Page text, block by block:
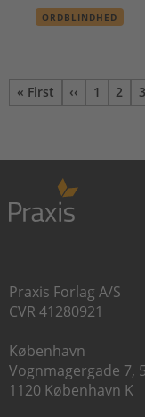
ORDBLINDHED
Første side
« First
Forrige
‹‹ Side
1 Side
2 3
Praxis Forlag A/S
CVR 41280921
København
Vognmagergade 7,
1120 København K